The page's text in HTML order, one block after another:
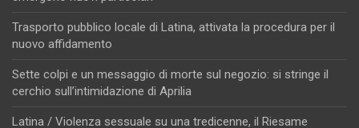
Trasporto pubblico locale di Latina, attivata la procedura per il
nuovo affidamento
Sette colpi e un messaggio di morte sul negozio: si stringe il
cerchio sull’intimidazione di Aprilia
Latina / Violenza sessuale su una tredicenne, il Riesame